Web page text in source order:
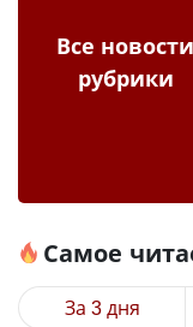
Все новости
рубрики
Самое
За 3 дня